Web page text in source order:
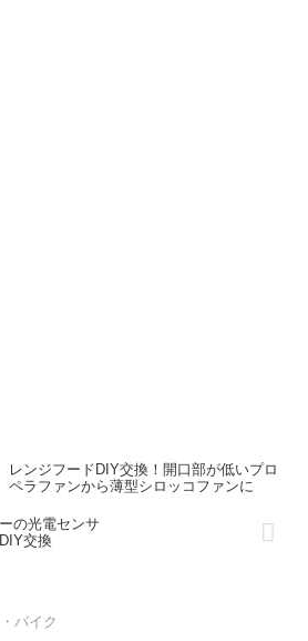
レンジフードDIY交換！開口部が低いプロ
ペラファンから薄型シロッコファンに
の光電センサ
交換
バイク